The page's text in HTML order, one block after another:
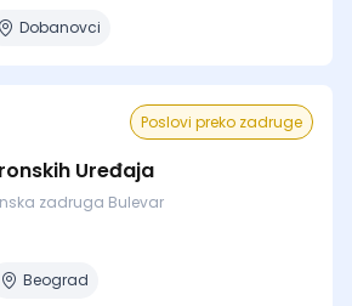
Dobanovci
Poslovi preko zadruge
Uređaja
zadruga Bulevar
Beograd